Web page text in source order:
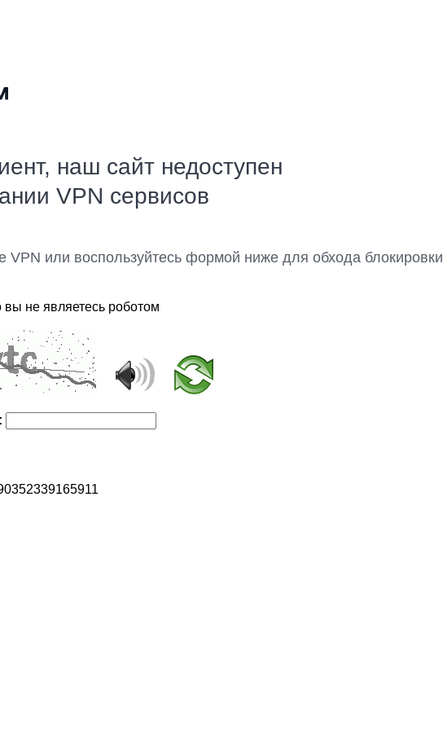
наш сайт недоступен
VPN сервисов
VPN или воспользуйтесь формой ниже для обхода блокировки
не являетесь роботом